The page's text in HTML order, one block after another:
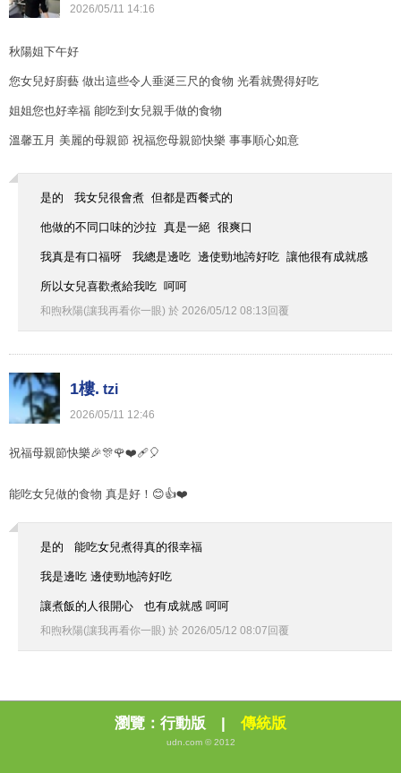
2026/05/11 14:16
秋陽姐下午好
您女兒好廚藝 做出這些令人垂涎三尺的食物 光看就覺得好吃
姐姐您也好幸福 能吃到女兒親手做的食物
溫馨五月 美麗的母親節 祝福您母親節快樂 事事順心如意
是的 我女兒很會煮 但都是西餐式的
他做的不同口味的沙拉 真是一絕 很爽口
我真是有口福呀 我總是邊吃 邊使勁地誇好吃 讓他很有成就感
所以女兒喜歡煮給我吃 呵呵
和煦秋陽(讓我再看你一眼) 於 2026/05/12 08:13 回覆
1樓. tzi
2026/05/11 12:46
祝福母親節快樂🎉🎊🌹❤️‍🩹🎈
能吃女兒做的食物 真是好！😊👍❤️
是的 能吃女兒煮得真的很幸福
我是邊吃 邊使勁地誇好吃
讓煮飯的人很開心 也有成就感 呵呵
和煦秋陽(讓我再看你一眼) 於 2026/05/12 08:07 回覆
瀏覽： 行動版 | 傳統版
udn.com © 2012